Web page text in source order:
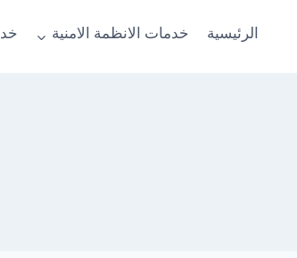
الرئيسية خدمات الانظمة الامنية